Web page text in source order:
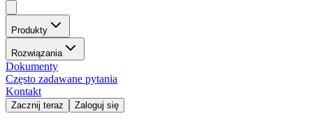
Produkty
Rozwiązania
Dokumenty
Często zadawane pytania
Kontakt
Zacznij teraz Zaloguj się